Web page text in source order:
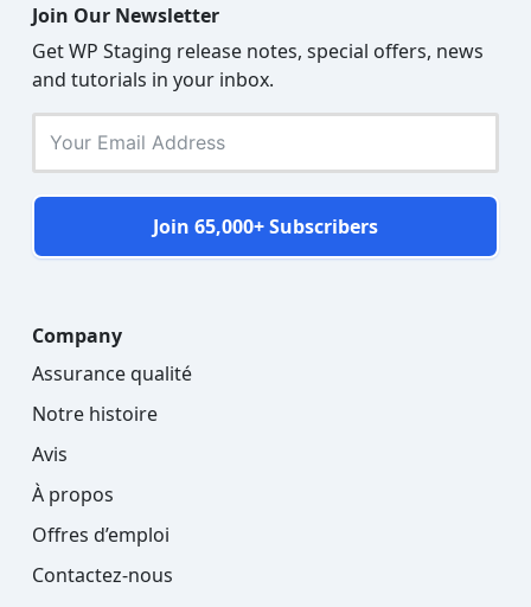
Join Our Newsletter
Get WP Staging release notes, special offers, news
and tutorials in your inbox.
Join 65,000+ Subscribers
Company
Assurance qualité
Notre histoire
Avis
À propos
Offres d’emploi
Contactez-nous